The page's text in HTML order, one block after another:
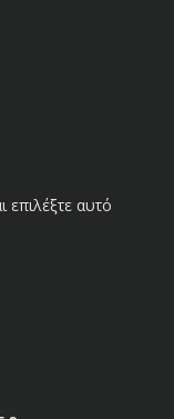
επιλέξτε αυτό